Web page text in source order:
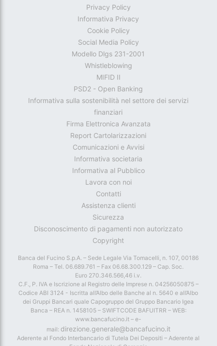
Privacy Policy
Informativa Privacy
Cookie Policy
Social Media Policy
Modello Dlgs 231-2001
Whistleblowing
MIFID II
PSD2 - Open Banking
Informativa sulla sostenibilità nel settore dei servizi
finanziari
Firma Elettronica Avanzata
Report Cartolarizzazioni
Comunicazioni e Avvisi
Informativa societaria
Informativa al Pubblico
Lavora con noi
Contatti
Assistenza clienti
Sicurezza
Disconoscimento di pagamenti non autorizzato
Copyright
Banca del Fucino S.p.A. – Sede Legale Via Tomacelli, n. 107, 00186
Roma – Tel. 06.689.761 – Fax 06.68.300.129 – Cap. Soc.
Euro 270.346.566,46 i.v.
C.F., P. IVA e Iscrizione al Registro delle Imprese n. 04256050875 –
Codice ABI 3124 - Iscritta all’Albo delle Banche al n. 5640 e all’Albo
dei Gruppi Bancari quale Capogruppo del Gruppo Bancario Igea
Banca – REA n. 1458105 – SWIFTCODE BAFUITRR – WEB:
www.bancafucino.it – e-
mail: direzione.generale@bancafucino.it
Aderente al Fondo Interbancario di Tutela Dei Depositi – Aderente al